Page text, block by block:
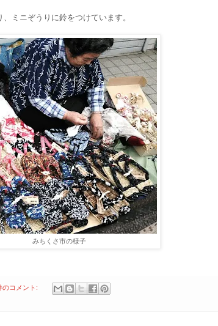
ミニぞうりに鈴をつけています。
みちくさ市の様子
のコメント: